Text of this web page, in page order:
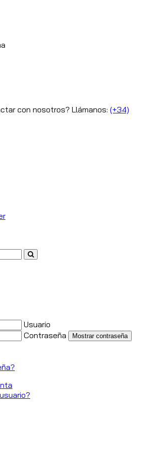
con nosotros? Llámanos: (+34)
Usuario
Contraseña
Mostrar contraseña